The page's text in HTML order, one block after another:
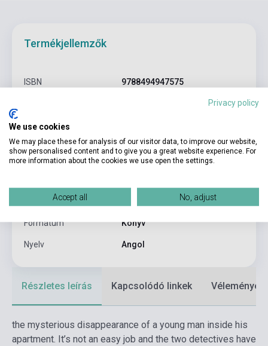
Termékjellemzők
ISBN 9788494947575
Miguel Campion, Andre
Oldalszám 104
Kötés Puhakötés
Kiadási év
Formátum Könyv
Nyelv Angol
Részletes leírás Kapcsolódó linkek Vélemények
the mysterious disappearance of a young man inside his
apartment. It’s not an easy job and the two detectives have
Privacy policy
We use cookies
We may place these for analysis of our visitor data, to improve our website,
show personalised content and to give you a great website experience. For
more information about the cookies we use open the settings.
Accept all No, adjust